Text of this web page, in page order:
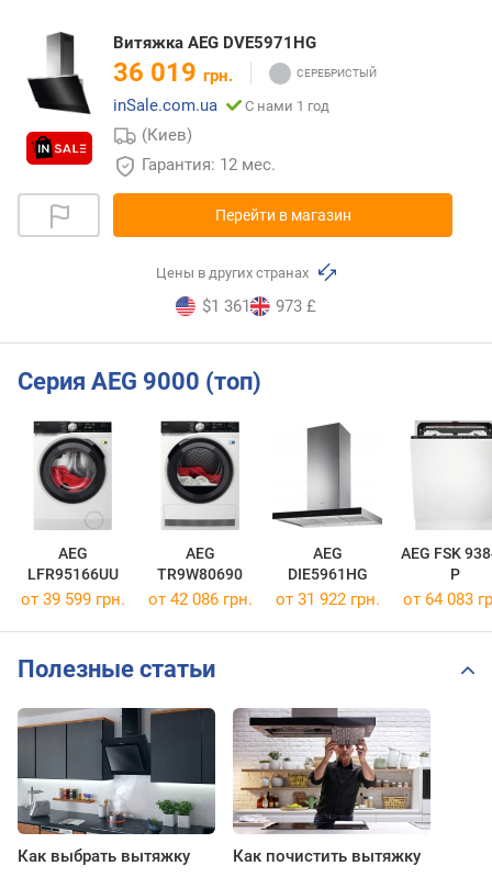
Витяжка AEG DVE5971HG
36 019 грн.
inSale.com.ua
С нами 1 год
(Киев)
Гарантия: 12 мес.
Перейти в магазин
Цены в других странах
$1 361 973 £
Серия AEG 9000 (топ)
AEG
LFR95166UU
AEG
TR9W80690
AEG
DIE5961HG
AEG FSK
P
от 39 599 грн. от 42 086 грн. от 31 922 грн. от 64 083
Полезные статьи
Как выбрать вытяжку Как почистить вытяжку